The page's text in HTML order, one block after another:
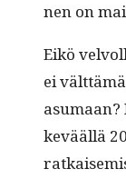
nen on
Eikö
ei
kevääl­lä